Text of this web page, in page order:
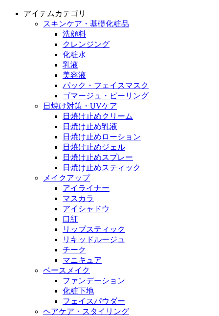
アイテムカテゴリ
スキンケア・基礎化粧品
洗顔料
クレンジング
化粧水
乳液
美容液
パック・フェイスマスク
ゴマージュ・ピーリング
日焼け対策・UVケア
日焼け止めクリーム
日焼け止め乳液
日焼け止めローション
日焼け止めジェル
日焼け止めスプレー
日焼け止めスティック
メイクアップ
アイライナー
マスカラ
アイシャドウ
口紅
リップスティック
リキッドルージュ
チーク
マニキュア
ベースメイク
ファンデーション
化粧下地
フェイスパウダー
ヘアケア・スタイリング